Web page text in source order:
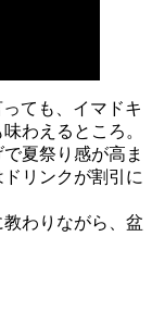
ても、イマドキ
わえるところ。
夏祭り感が高ま
リンクが割引に
わりながら、盆